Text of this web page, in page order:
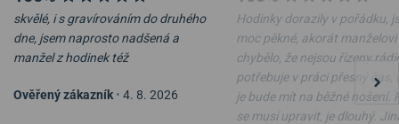
Wenger.
Informace o výrobci:Wenger S.A., Route de Bâle 63, CH-2800
watch@wenger.ch
Populární modelové řady Wenger
skvělé, i s gravírováním do druhého
dne, jsem naprosto nadšená a
manžel z hodinek též
Ověřený zákazník • 4. 8. 2026
Hodinky dorazily v pořádku,
moc pěkné, akorát manželovi
chybělo, že nejsou řízeny
potřebuje v práci přesný čas,
je bude mít na běžné nošení.
se musí upravit, je dlouhý.